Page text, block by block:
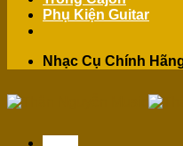
Phụ Kiện Guitar
Nhạc Cụ Chính